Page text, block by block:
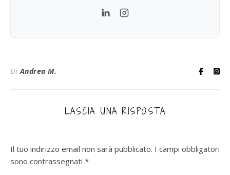
LinkedInInstagram
DiAndrea M.
LASCIA UNA RISPOSTA
Il tuo indirizzo email non sarà pubblicato. I campi obbligatori
sono contrassegnati *